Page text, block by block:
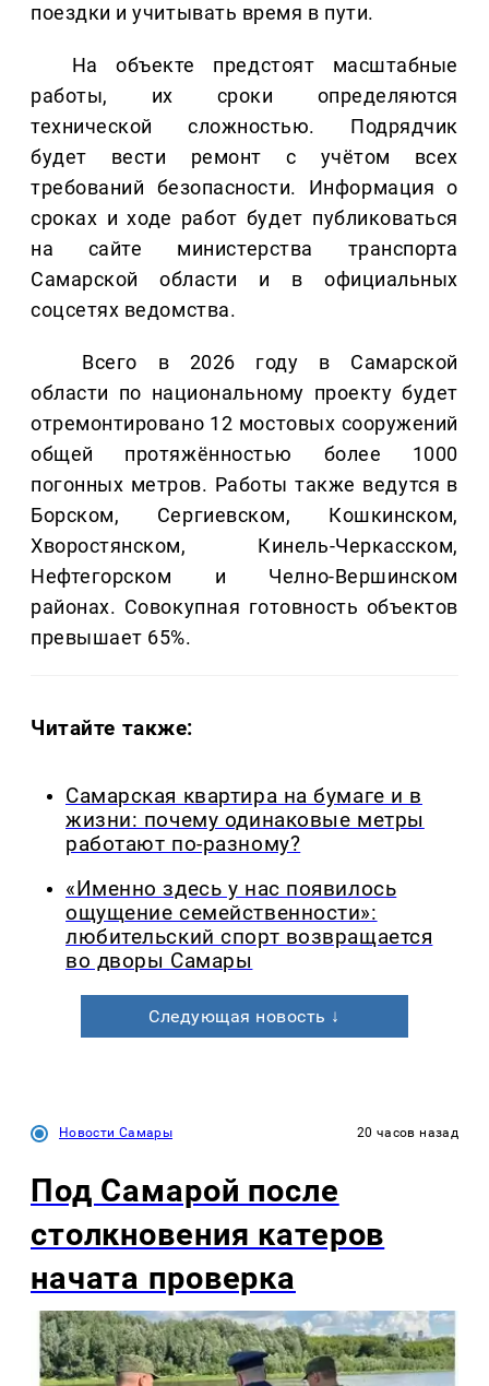
поездки и учитывать время в пути.
На объекте предстоят масштабные
работы, их сроки определяются
технической сложностью. Подрядчик
будет вести ремонт с учётом всех
требований безопасности. Информация о
сроках и ходе работ будет публиковаться
на сайте министерства транспорта
Самарской области и в официальных
соцсетях ведомства.
Всего в 2026 году в Самарской
области по национальному проекту будет
отремонтировано 12 мостовых сооружений
общей протяжённостью более 1000
погонных метров. Работы также ведутся в
Борском, Сергиевском, Кошкинском,
Хворостянском, Кинель-Черкасском,
Нефтегорском и Челно-Вершинском
районах. Совокупная готовность объектов
превышает 65%.
Читайте также:
Самарская квартира на бумаге и в
жизни: почему одинаковые метры
работают по-разному?
«Именно здесь у нас появилось
ощущение семейственности»:
любительский спорт возвращается
во дворы Самары
Следующая новость ↓
Новости Самары 20 часов назад
Под Самарой после
столкновения катеров
начата проверка